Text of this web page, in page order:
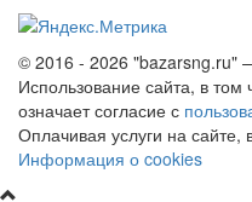
© 2016 - 2026 "bazarsng.ru"
Использование сайта, в
означает согласие с
Оплачивая услуги на
Информация о cookies